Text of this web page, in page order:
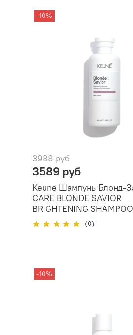
-10%
3988 руб
3589 руб
Keune Шампунь Блонд-
CARE BLONDE SAVIOR
BRIGHTENING
(0)
-10%